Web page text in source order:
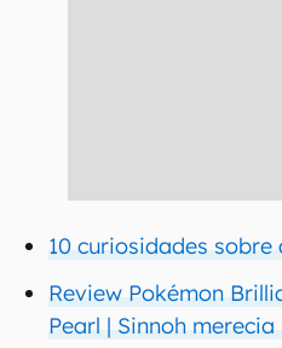
10 curiosidades sobre
Review Pokémon
Pearl | Sinnoh merecia